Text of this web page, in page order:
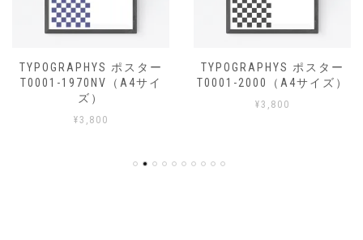
TYPOGRAPHYS ポスター
T0001-1970NV（A4サイ
ズ）
¥3,800
TYPOGRAPHYS ポスター
T0001-2000（A4サイズ）
¥3,800